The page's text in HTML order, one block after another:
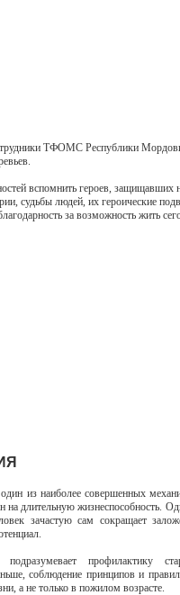
ТФОМС Республики
вспомнить героев, защищавших
судьбы людей, их героические
за возможность жить
из наиболее совершенных
на длительную жизнеспособность.
зачастую сам сокращает
подразумевает профилактику
соблюдение принципов и
а не только в пожилом возрасте.